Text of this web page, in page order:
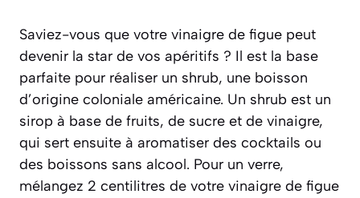
Saviez-vous que votre vinaigre de figue peut
devenir la star de vos apéritifs ? Il est la base
parfaite pour réaliser un shrub, une boisson
d’origine coloniale américaine. Un shrub est un
sirop à base de fruits, de sucre et de vinaigre,
qui sert ensuite à aromatiser des cocktails ou
des boissons sans alcool. Pour un verre,
mélangez 2 centilitres de votre vinaigre de figue